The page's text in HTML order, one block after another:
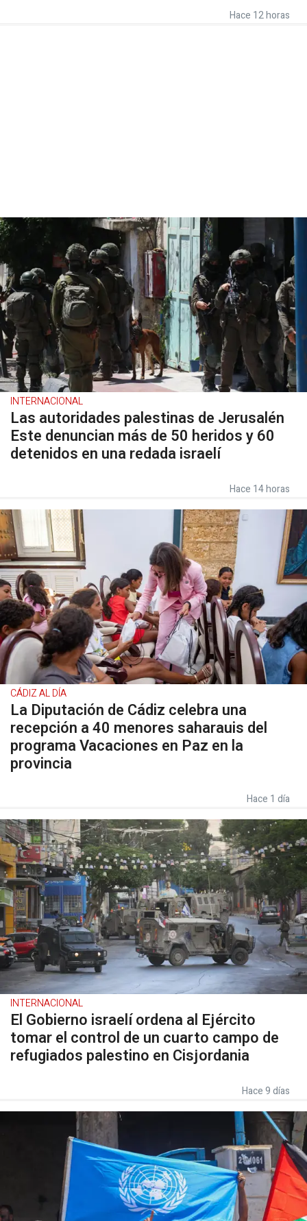
Hace 12 horas
INTERNACIONAL
Las autoridades palestinas de Jerusalén
Este denuncian más de 50 heridos y 60
detenidos en una redada israelí
Hace 14 horas
CÁDIZ AL DÍA
La Diputación de Cádiz celebra una
recepción a 40 menores saharauis del
programa Vacaciones en Paz en la
provincia
Hace 1 día
INTERNACIONAL
El Gobierno israelí ordena al Ejército
tomar el control de un cuarto campo de
refugiados palestino en Cisjordania
Hace 9 días